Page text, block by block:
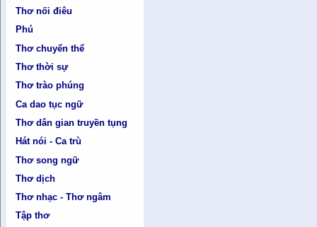
Thơ nối điêu
Phú
Thơ chuyển thể
Thơ thời sự
Thơ trào phúng
Ca dao tục ngữ
Thơ dân gian truyền tụng
Hát nói - Ca trù
Thơ song ngữ
Thơ dịch
Thơ nhạc - Thơ ngâm
Tập thơ